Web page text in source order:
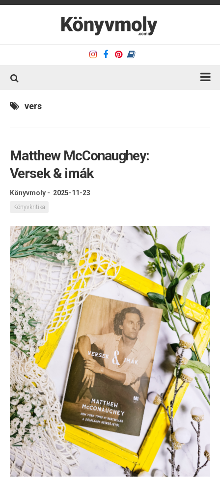
Kapcsolat
Olvasó sarok
Könyveim
Rólam
vers
Matthew McConaughey:
Versek & imák
Könyvmoly - 2025-11-23
Könyvkritika